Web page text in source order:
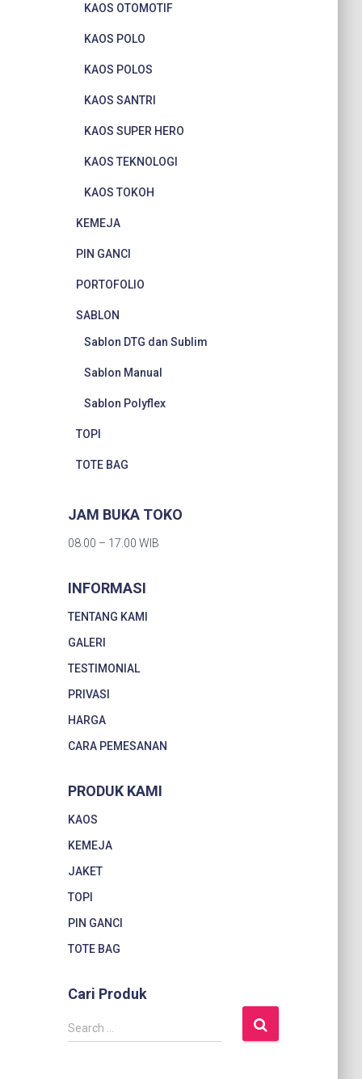
KAOS OTOMOTIF
KAOS POLO
KAOS POLOS
KAOS SANTRI
KAOS SUPER HERO
KAOS TEKNOLOGI
KAOS TOKOH
KEMEJA
PIN GANCI
PORTOFOLIO
SABLON
Sablon DTG dan Sublim
Sablon Manual
Sablon Polyflex
TOPI
TOTE BAG
JAM BUKA TOKO
08.00 – 17.00 WIB
INFORMASI
TENTANG KAMI
GALERI
TESTIMONIAL
PRIVASI
HARGA
CARA PEMESANAN
PRODUK KAMI
KAOS
KEMEJA
JAKET
TOPI
PIN GANCI
TOTE BAG
Cari Produk
S
e
Search …